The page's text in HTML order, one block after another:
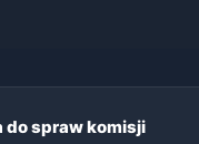
do spraw komisji